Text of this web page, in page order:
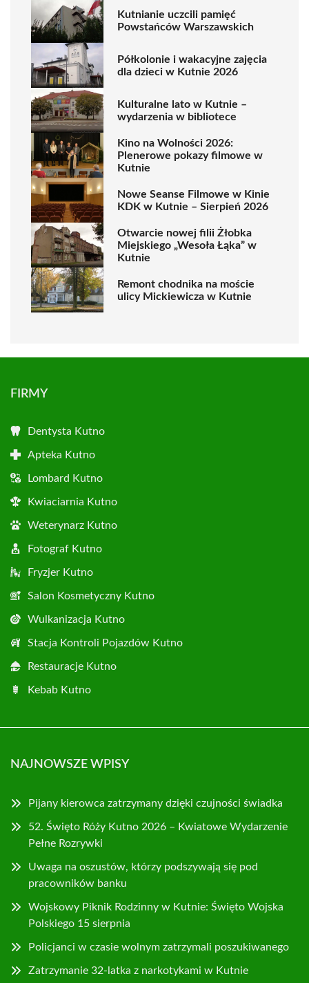
Kutnianie uczcili pamięć
Powstańców Warszawskich
Półkolonie i wakacyjne zajęcia
dla dzieci w Kutnie 2026
Kulturalne lato w Kutnie –
wydarzenia w bibliotece
Kino na Wolności 2026:
Plenerowe pokazy filmowe w
Kutnie
Nowe Seanse Filmowe w Kinie
KDK w Kutnie – Sierpień 2026
Otwarcie nowej filii Żłobka
Miejskiego „Wesoła Łąka” w
Kutnie
Remont chodnika na moście
ulicy Mickiewicza w Kutnie
FIRMY
Dentysta Kutno
Apteka Kutno
Lombard Kutno
Kwiaciarnia Kutno
Weterynarz Kutno
Fotograf Kutno
Fryzjer Kutno
Salon Kosmetyczny Kutno
Wulkanizacja Kutno
Stacja Kontroli Pojazdów Kutno
Restauracje Kutno
Kebab Kutno
NAJNOWSZE WPISY
Pijany kierowca zatrzymany dzięki czujności świadka
52. Święto Róży Kutno 2026 – Kwiatowe Wydarzenie
Pełne Rozrywki
Uwaga na oszustów, którzy podszywają się pod
pracowników banku
Wojskowy Piknik Rodzinny w Kutnie: Święto Wojska
Polskiego 15 sierpnia
Policjanci w czasie wolnym zatrzymali poszukiwanego
Zatrzymanie 32-latka z narkotykami w Kutnie